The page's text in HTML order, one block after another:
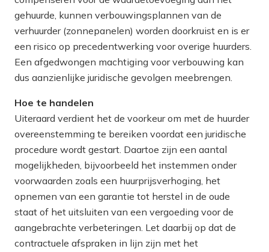
gehuurde, kunnen verbouwingsplannen van de
verhuurder (zonnepanelen) worden doorkruist en is er
een risico op precedentwerking voor overige huurders.
Een afgedwongen machtiging voor verbouwing kan
dus aanzienlijke juridische gevolgen meebrengen.
Hoe te handelen
Uiteraard verdient het de voorkeur om met de huurder
overeenstemming te bereiken voordat een juridische
procedure wordt gestart. Daartoe zijn een aantal
mogelijkheden, bijvoorbeeld het instemmen onder
voorwaarden zoals een huurprijsverhoging, het
opnemen van een garantie tot herstel in de oude
staat of het uitsluiten van een vergoeding voor de
aangebrachte verbeteringen. Let daarbij op dat de
contractuele afspraken in lijn zijn met het